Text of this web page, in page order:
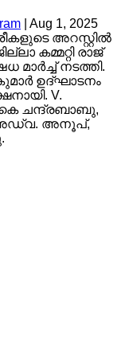
Aug 1, 2025
അറസ്റ്റിൽ
കമ്മറ്റി രാജ്
മാർച്ച് നടത്തി.
ഉദ്ഘാടനം
V.
ചന്ദ്രബാബു,
അഡ്വ. അനൂപ്,